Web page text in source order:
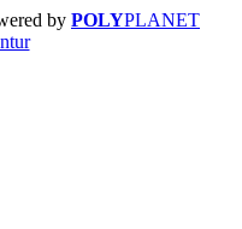
by POLYPLANET